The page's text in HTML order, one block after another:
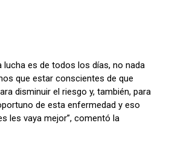
lucha es de todos los días, no nada
que estar conscientes de que
disminuir el riesgo y, también, para
de esta enfermedad y eso
les vaya mejor”, comentó la